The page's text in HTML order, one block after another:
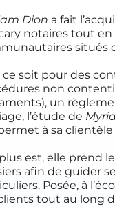
Dion a fait
notaires tout en
situés
ce soit pour des
non
un
l’étude de
à sa
est, elle prend
afin de guider
Posée, à
tout au long